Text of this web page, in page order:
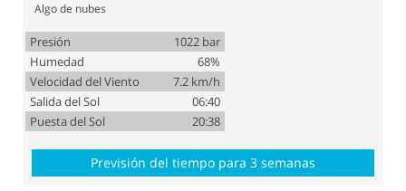
Algo de nubes
Presión
1022 bar
Humedad
68%
Velocidad del Viento
7.2 km/h
Salida del Sol
06:40
Puesta del Sol
20:38
Previsión del tiempo para 3 semanas